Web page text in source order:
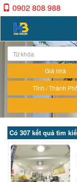
0902 808 988
Giá nhà
Tỉnh / Thành
Có 307 kết quả tìm